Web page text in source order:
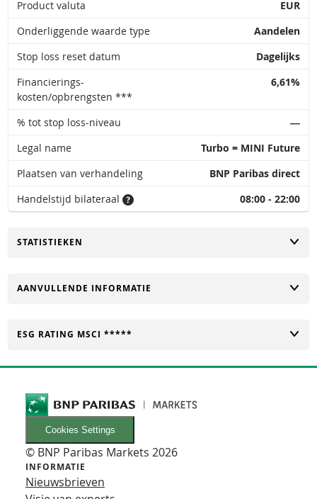
Product valuta
EUR
Onderliggende waarde type
Aandelen
Stop loss reset datum
Dagelijks
Financierings-
kosten/opbrengsten ***
6,61%
% tot stop loss-niveau
―
Legal name
Turbo = MINI Future
Plaatsen van verhandeling
BNP Paribas direct
Handelstijd bilateraal
08:00 - 22:00
TOGGLE
STATISTIEKEN
TOGGLE
AANVULLENDE INFORMATIE
TOGGLE
ESG RATING MSCI *****
Cookies Settings
© BNP Paribas Markets 2026
INFORMATIE
Nieuwsbrieven